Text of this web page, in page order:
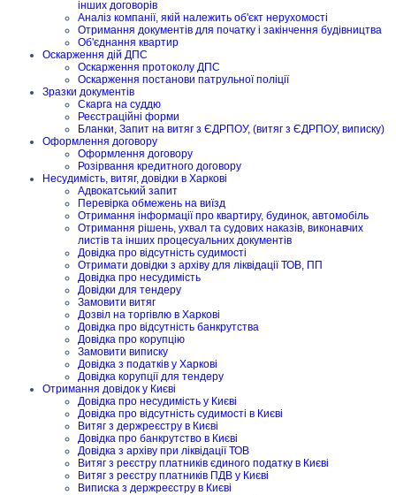
інших договорів
Аналіз компанії, якій належить об'єкт нерухомості
Отримання документів для початку і закінчення будівництва
Об'єднання квартир
Оскарження дій ДПС
Оскарження протоколу ДПС
Оскарження постанови патрульної поліції
Зразки документів
Скарга на суддю
Реєстраційні форми
Бланки, Запит на витяг з ЄДРПОУ, (витяг з ЄДРПОУ, виписку)
Оформлення договору
Оформлення договору
Розірвання кредитного договору
Несудимість, витяг, довідки в Харкові
Адвокатський запит
Перевірка обмежень на виїзд
Отримання інформації про квартиру, будинок, автомобіль
Отримання рішень, ухвал та судових наказів, виконавчих
листів та інших процесуальних документів
Довідка про відсутність судимості
Отримати довідки з архіву для ліквідації ТОВ, ПП
Довідка про несудимість
Довідки для тендеру
Замовити витяг
Дозвіл на торгівлю в Харкові
Довідка про відсутність банкрутства
Довідка про корупцію
Замовити виписку
Довідка з податків у Харкові
Довідка корупції для тендеру
Отримання довідок у Києві
Довідка про несудимість у Києві
Довідка про відсутність судимості в Києві
Витяг з держреєстру в Києві
Довідка про банкрутство в Києві
Довідка з архіву при ліквідації ТОВ
Витяг з реєстру платників єдиного податку в Києві
Витяг з реєстру платників ПДВ у Києві
Виписка з держреєстру в Києві